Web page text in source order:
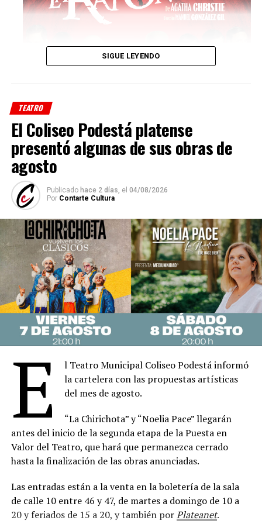
El espectáculo completa su elenco con
Walter Quiroz,Carlos Santamaría
de suspenso que desde hace décadas se mantiene como
una de las obras más representadas del mundo.
La nueva versión se presentará desde el 3 de
septiembre en el Teatro Liceo, con funciones de
miércoles a domingo, y propondrá una relectura del
texto original a partir de una adaptación del
propioGonzález Gil, quien buscará acercar el clásico al
público actual sin alterar el misterio que convirtió a la
Estrenada en Londres en 1952, “La Ratonera” es la obra
de mayor permanencia ininterrumpida en la historia del
teatro y uno de los títulos más emblemáticos de
Christie. Su fama trascendió generaciones gracias a una
trama que combina intriga, falsas pistas y un
desenlace que el público mantiene en secreto desde
hace más de siete décadas.
La historia transcurre en el hostal Monkswell, aislado
por una intensa nevada, donde un grupo de
desconocidos queda atrapado mientras un joven
SIGUE LEYENDO
TEATRO
El Coliseo Podestá platense
presentó algunas de sus obras de
agosto
Publicado hace 2 días, el 04/08/2026
Por Contarte Cultura
E
l Teatro Municipal Coliseo Podestá informó
la cartelera con las propuestas artísticas
del mes de agosto.
“La Chirichota” y “Noelia Pace” llegarán
antes del inicio de la segunda etapa de la Puesta en
Valor del Teatro, que hará que permanezca cerrado
hasta la finalización de las obras anunciadas.
Las entradas están a la venta en la boletería de la sala
de calle 10 entre 46 y 47, de martes a domingo de 10 a
20 y feriados de 15 a 20, y también porPlateanet.